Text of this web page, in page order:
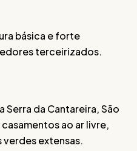
básica e forte
terceirizados.
Serra da Cantareira, São
ao ar livre,
verdes extensas.